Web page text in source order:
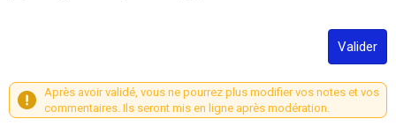
Valider
Après avoir validé, vous ne pourrez plus modifier vos notes et vos
commentaires. Ils seront mis en ligne après modération.